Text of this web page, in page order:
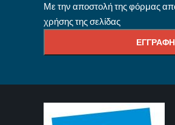
Με την αποστολή της φόρμας
χρήσης της σελίδας